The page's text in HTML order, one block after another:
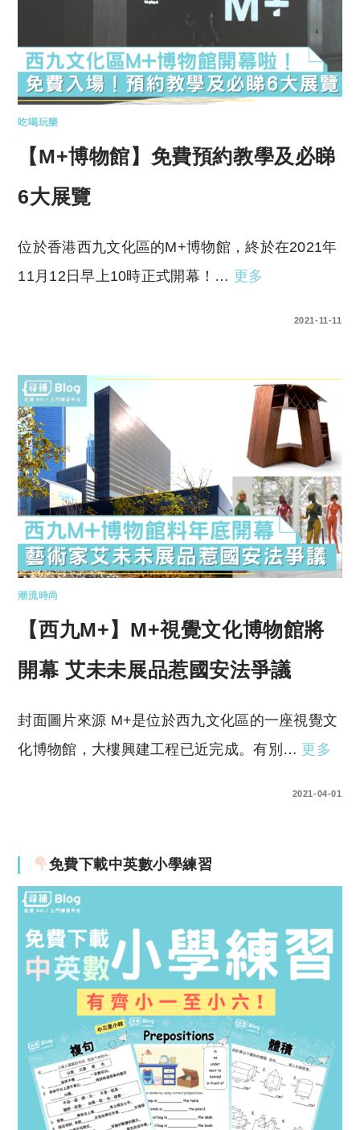
吃喝玩樂
【M+博物館】免費預約教學及必睇
6大展覽
位於香港西九文化區的M+博物館，終於在2021年
11月12日早上10時正式開幕！… 更多
2021-11-11
潮流時尚
【西九M+】M+視覺文化博物館將
開幕 艾未未展品惹國安法爭議
封面圖片來源 M+是位於西九文化區的一座視覺文
化博物館，大樓興建工程已近完成。有別… 更多
2021-04-01
免費下載中英數小學練習